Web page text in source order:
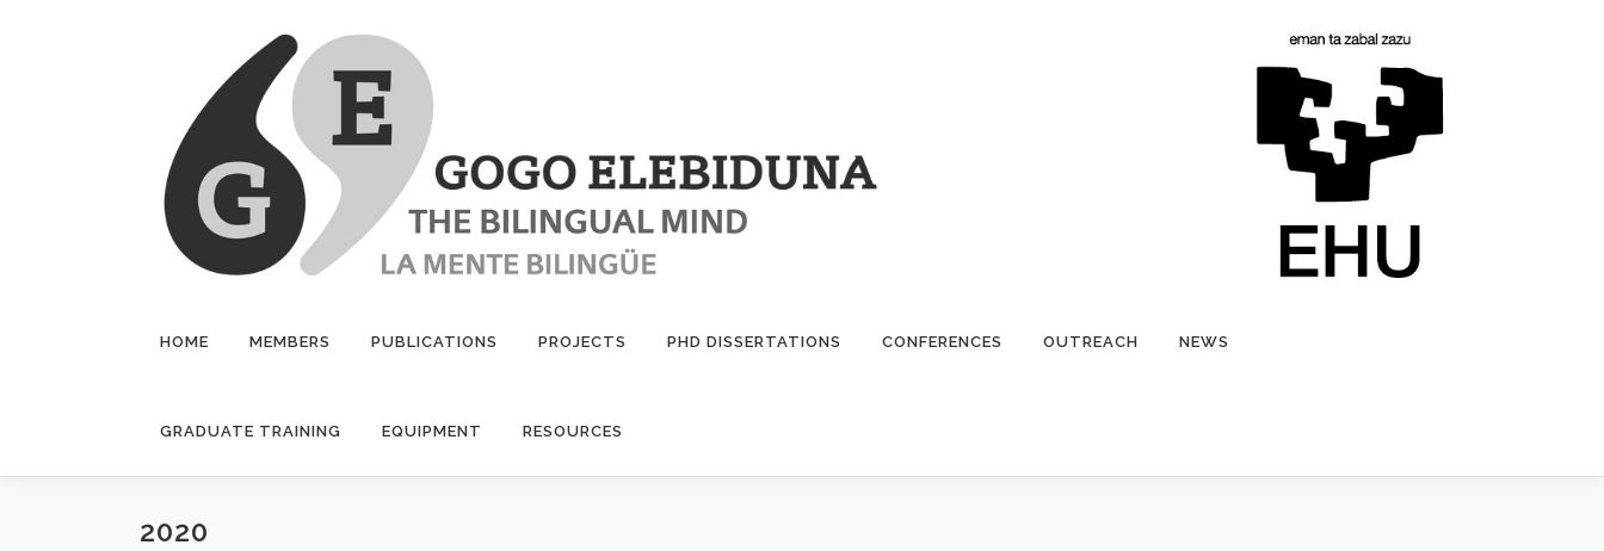
HOME MEMBERS PUBLICATIONS PROJECTS PHD DISSERTATIONS CONFERENCES OUTREACH NEWS
GRADUATE TRAINING EQUIPMENT RESOURCES
2020